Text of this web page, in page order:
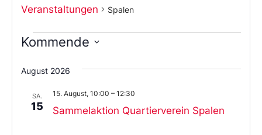
Veranstaltungen Spalen
Kommende
Sie
das
aus.
August 2026
SA.
15 Sammelaktion Quartierverein Spalen
15. August, 10:00 – 12:30